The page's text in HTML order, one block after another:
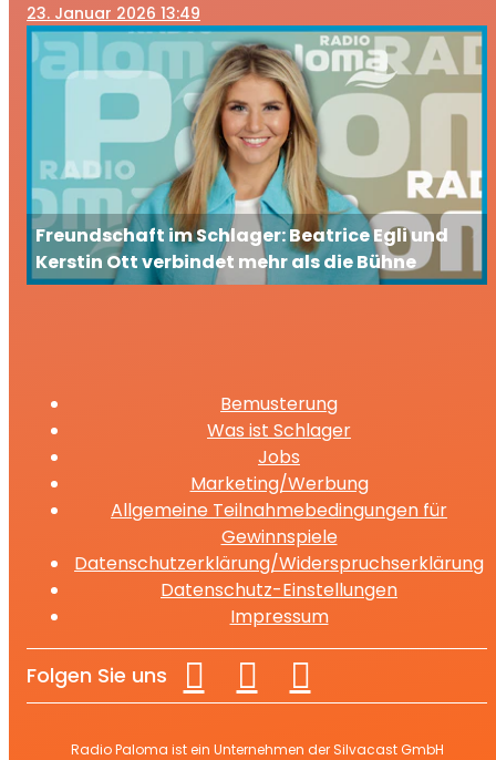
23. Januar 2026 13:49
Freundschaft im Schlager: Beatrice Egli und
Kerstin Ott verbindet mehr als die Bühne
Bemusterung
Was ist Schlager
Jobs
Marketing/Werbung
Allgemeine Teilnahmebedingungen für
Gewinnspiele
Datenschutzerklärung/Widerspruchserklärung
Datenschutz-Einstellungen
Impressum
Folgen Sie uns
Radio Paloma ist ein Unternehmen der Silvacast GmbH